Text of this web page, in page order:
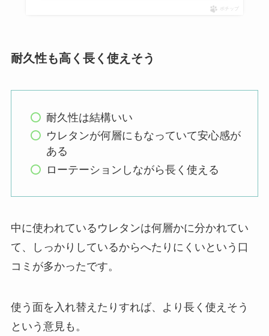
ポチップ
耐久性も高く長く使えそう
耐久性は結構いい
ウレタンが何層にもなっていて安心感が
ある
ローテーションしながら長く使える
中に使われているウレタンは何層かに分かれてい
て、しっかりしているからへたりにくいという口
コミが多かったです。
使う面を入れ替えたりすれば、より長く使えそう
という意見も。